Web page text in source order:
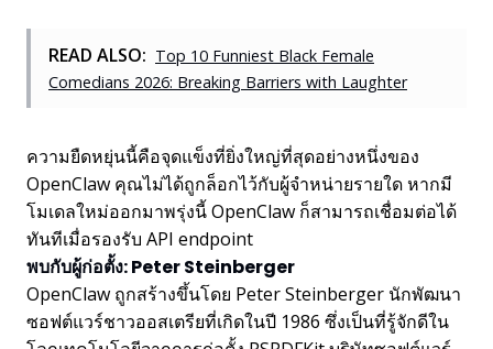
READ ALSO: Top 10 Funniest Black Female
Comedians 2026: Breaking Barriers with Laughter
ความยืดหยุ่นนี้คือจุดแข็งที่ยิ่งใหญ่ที่สุดอย่างหนึ่งของ
OpenClaw คุณไม่ได้ถูกล็อกไว้กับผู้จำหน่ายรายใด หากมี
โมเดลใหม่ออกมาพรุ่งนี้ OpenClaw ก็สามารถเชื่อมต่อได้
ทันทีเมื่อรองรับ API endpoint
พบกับผู้ก่อตั้ง: Peter Steinberger
OpenClaw ถูกสร้างขึ้นโดย Peter Steinberger นักพัฒนา
ซอฟต์แวร์ชาวออสเตรียที่เกิดในปี 1986 ซึ่งเป็นที่รู้จักดีใน